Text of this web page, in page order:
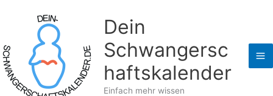
springen
Dein
Schwangersc
haftskalender
Einfach mehr wissen